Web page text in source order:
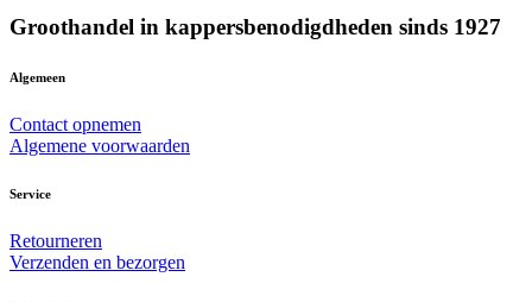
Groothandel in kappersbenodigdheden sinds 1927
Algemeen
Contact opnemen
Algemene voorwaarden
Service
Retourneren
Verzenden en bezorgen